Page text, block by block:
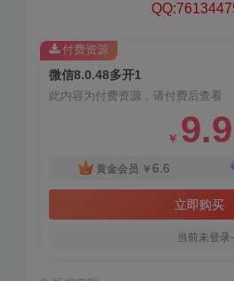
微信8.0.48多开1
此内容为付费资源，请付费后查看
￥ 9.9
黄金会员 ￥ 6.6
立即购买
当前未登录
付费资源